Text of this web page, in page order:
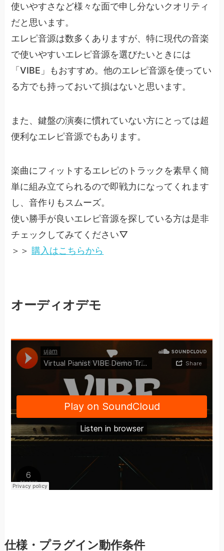
使いやすさなど様々な面で申し分ないクオリティ
だと思います。
エレピ音源は数多くありますが、特に現代の音楽
で使いやすいエレピ音源を選びたいときには
「VIBE」もおすすめ。他のエレピ音源を使ってい
る方でも持っておいて損はないと思います。
また、鍵盤の演奏に慣れていない方にとっては超
便利なエレピ音源でもあります。
楽曲にフィットするエレピのトラックを素早く簡
単に組み立てられるので即戦力になってくれます
し、音作りもスムーズ。
使い勝手が良いエレピ音源を探している方は是非
チェックしてみてください▽
＞＞ 購入はこちらから
オーディオデモ
仕様・プラグイン動作条件